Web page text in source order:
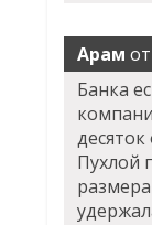
Арам
Банка
Пухлой